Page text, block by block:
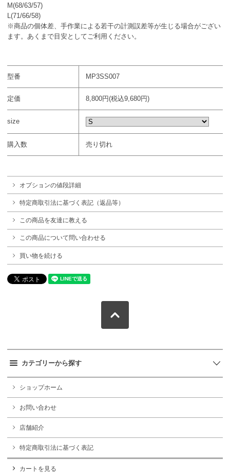
M(68/63/57)
L(71/66/58)
※商品の個体差、手作業による若干の計測誤差等が生じる場合がござい
ます。あくまで目安としてご利用ください。
型番 MP3SS007
定価 8,800円(税込9,680円)
size
購入数 売り切れ
オプションの値段詳細
特定商取引法に基づく表記（返品等）
この商品を友達に教える
この商品について問い合わせる
買い物を続ける
カテゴリーから探す
ショップホーム
お問い合わせ
店舗紹介
特定商取引法に基づく表記
カートを見る